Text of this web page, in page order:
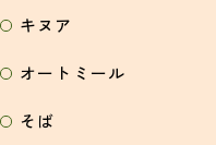
キヌア
オートミール
そば